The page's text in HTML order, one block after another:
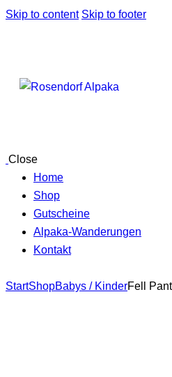
Skip to content Skip to footer
Close
Home
Shop
Gutscheine
Alpaka-Wanderungen
Kontakt
StartShopBabys / KinderFell